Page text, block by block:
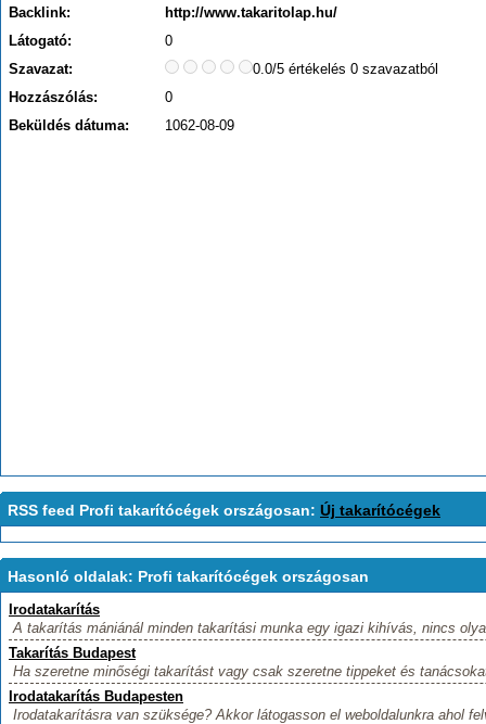
Backlink:
http://www.takaritolap.hu/
Látogató:
0
Szavazat:
0.0/5 értékelés 0 szavazatból
Hozzászólás:
0
Beküldés dátuma:
1062-08-09
RSS feed Profi takarítócégek országosan: Új takarítócégek
Hasonló oldalak: Profi takarítócégek országosan
Irodatakarítás
A takarítás mániánál minden takarítási munka egy igazi kihívás, nincs
Takarítás Budapest
Ha szeretne minőségi takarítást vagy csak szeretne tippeket és
Irodatakarítás Budapesten
Irodatakarításra van szüksége? Akkor látogasson el weboldalunkra ahol